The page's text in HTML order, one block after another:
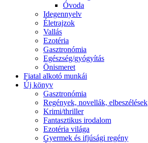
Óvoda
Idegennyelv
Életrajzok
Vallás
Ezotéria
Gasztronómia
Egészség/gyógyítás
Önismeret
Fiatal alkotó munkái
Új könyv
Gasztronómia
Regények, novellák, elbeszélések
Krimi/thriller
Fantasztikus irodalom
Ezotéria világa
Gyermek és ifjúsági regény